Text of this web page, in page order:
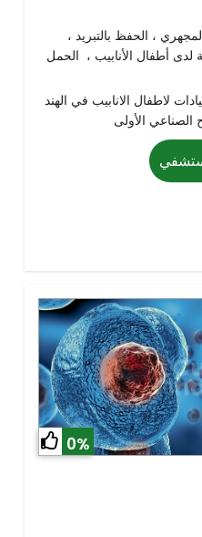
، الحفظ بالتبريد ،
لدى أطفال الأنابيب ، الحمل
لاطفال الانابيب في الهند
0%